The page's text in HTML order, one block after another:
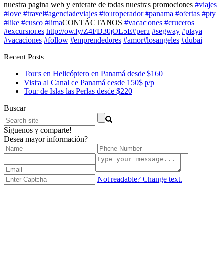
nuestra pagina web y enterate de todas nuestras promociones #viajes
#love #travel#agenciadeviajes #touroperador #panama #ofertas #pty
#like #cusco #limaCONTÁCTANOS #vacaciones #cruceros
#excursiones http://ow.ly/Z4FD30jOL5E#peru #segway #playa
#vacaciones #follow #emprendedores #amor#losangeles #dubai
Recent Posts
Tours en Helicóptero en Panamá desde $160
Visita al Canal de Panamá desde 150$ p/p
Tour de Islas las Perlas desde $220
Buscar
Síguenos y comparte!
Desea mayor información?
Not readable? Change text.